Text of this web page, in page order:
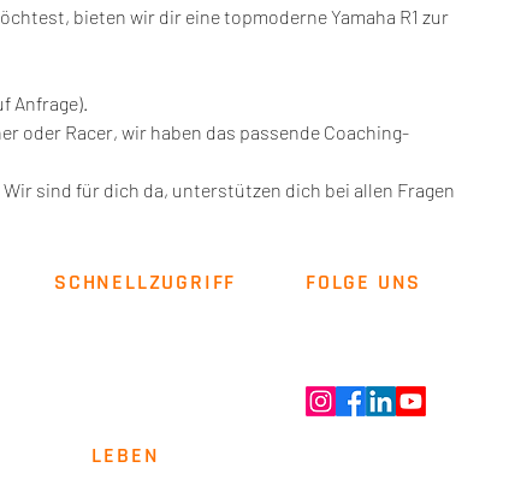
bieten wir dir eine topmoderne Yamaha R1 zur
Anfrage).
oder Racer, wir haben das passende Coaching-
sind für dich da, unterstützen dich bei allen Fragen
SCHNELLZUGRIFF FOLGE UNS
LEBEN